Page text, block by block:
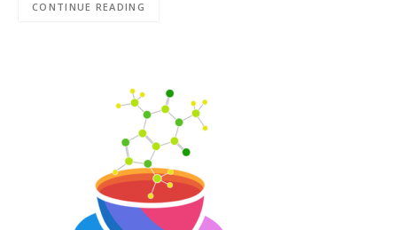
CONTINUE READING